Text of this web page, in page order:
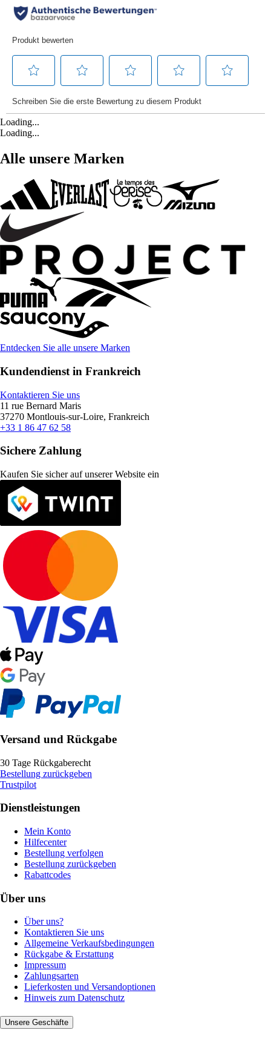
Loading...
Loading...
Alle unsere Marken
Entdecken Sie alle unsere Marken
Kundendienst in Frankreich
Kontaktieren Sie uns
11 rue Bernard Maris
37270 Montlouis-sur-Loire, Frankreich
+33 1 86 47 62 58
Sichere Zahlung
Kaufen Sie sicher auf unserer Website ein
Versand und Rückgabe
30 Tage Rückgaberecht
Bestellung zurückgeben
Trustpilot
Dienstleistungen
Mein Konto
Hilfecenter
Bestellung verfolgen
Bestellung zurückgeben
Rabattcodes
Über uns
Über uns?
Kontaktieren Sie uns
Allgemeine Verkaufsbedingungen
Rückgabe & Erstattung
Impressum
Zahlungsarten
Lieferkosten und Versandoptionen
Hinweis zum Datenschutz
Unsere Geschäfte